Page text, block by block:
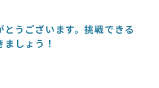
とうございます。挑戦できる
しょう！